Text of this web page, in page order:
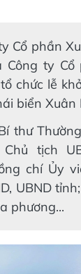
Cổ phần
Công ty
chức lễ
biển Xuân
thư
tịch
chí Ủy
UBND
phương...